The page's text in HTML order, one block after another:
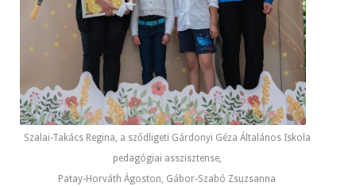
Szalai-Takács Regina, a sződligeti Gárdonyi Géza Általános Iskola
pedagógiai asszisztense,
Patay-Horváth Ágoston, Gábor-Szabó Zsuzsanna